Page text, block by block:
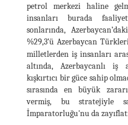
petrol merkezi haline
insanları burada
sonlarında,
%29,3’ü Azerbaycan
milletlerden iş insanları
altında, Azerbaycanlı iş
kışkırtıcı bir güce sahip
sırasında en büyük
vermiş, bu stratejiyle
İmparatorluğu'nu da